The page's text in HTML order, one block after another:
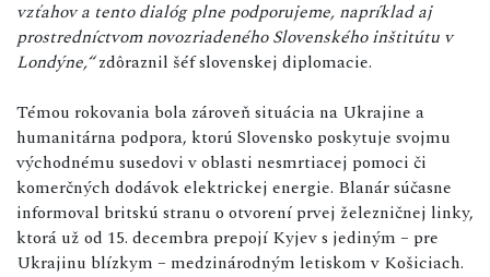
vzťahov a tento dialóg plne podporujeme, napríklad aj
prostredníctvom novozriadeného Slovenského inštitútu v
Londýne,“zdôraznil šéf slovenskej diplomacie.
Témou rokovania bola zároveň situácia na Ukrajine a
humanitárna podpora, ktorú Slovensko poskytuje svojmu
východnému susedovi v oblasti nesmrtiacej pomoci či
komerčných dodávok elektrickej energie. Blanár súčasne
informoval britskú stranu o otvorení prvej železničnej linky,
ktorá už od 15. decembra prepojí Kyjev s jediným – pre
Ukrajinu blízkym – medzinárodným letiskom v Košiciach.